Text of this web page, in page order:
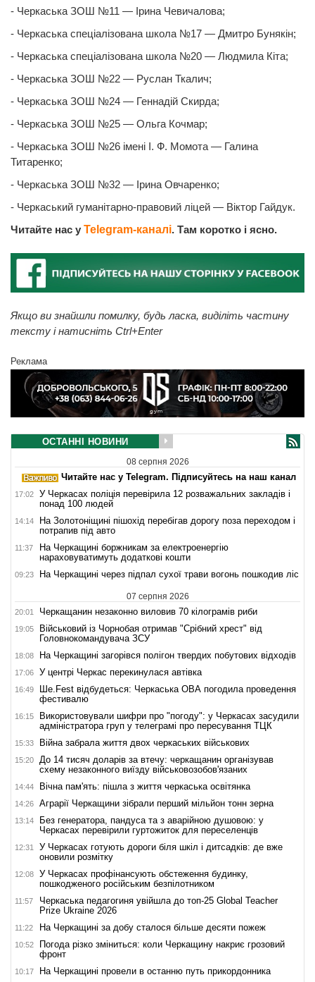
- Черкаська ЗОШ №11 — Ірина Чевичалова;
- Черкаська спеціалізована школа №17 — Дмитро Бунякін;
- Черкаська спеціалізована школа №20 — Людмила Кіта;
- Черкаська ЗОШ №22 — Руслан Ткалич;
- Черкаська ЗОШ №24 — Геннадій Скирда;
- Черкаська ЗОШ №25 — Ольга Кочмар;
- Черкаська ЗОШ №26 імені І. Ф. Момота — Галина
Титаренко;
- Черкаська ЗОШ №32 — Ірина Овчаренко;
- Черкаський гуманітарно-правовий ліцей — Віктор Гайдук.
Читайте нас у Telegram-каналі. Там коротко і ясно.
Якщо ви знайшли помилку, будь ласка, виділіть частину
тексту і натисніть Ctrl+Enter
Реклама
ОСТАННІ НОВИНИ
08 серпня 2026
Читайте нас у Telegram. Підписуйтесь на наш канал
17:02
У Черкасах поліція перевірила 12 розважальних закладів і
понад 100 людей
14:14
На Золотоніщині пішохід перебігав дорогу поза переходом і
потрапив під авто
11:37
На Черкащині боржникам за електроенергію
нараховуватимуть додаткові кошти
09:23 На Черкащині через підпал сухої трави вогонь пошкодив ліс
07 серпня 2026
20:01 Черкащанин незаконно виловив 70 кілограмів риби
19:05
Військовий із Чорнобая отримав "Срібний хрест" від
Головнокомандувача ЗСУ
18:08 На Черкащині загорівся полігон твердих побутових відходів
17:06 У центрі Черкас перекинулася автівка
16:49
Ше.Fest відбудеться: Черкаська ОВА погодила проведення
фестивалю
16:15
Використовували шифри про "погоду": у Черкасах засудили
адміністратора груп у телеграмі про пересування ТЦК
15:33 Війна забрала життя двох черкаських військових
15:20
До 14 тисяч доларів за втечу: черкащанин організував
схему незаконного виїзду військовозобов'язаних
14:44 Вічна пам'ять: пішла з життя черкаська освітянка
14:26 Аграрії Черкащини зібрали перший мільйон тонн зерна
13:14
Без генератора, пандуса та з аварійною душовою: у
Черкасах перевірили гуртожиток для переселенців
12:31
У Черкасах готують дороги біля шкіл і дитсадків: де вже
оновили розмітку
12:08
У Черкасах профінансують обстеження будинку,
пошкодженого російським безпілотником
11:57
Черкаська педагогиня увійшла до топ-25 Global Teacher
Prize Ukraine 2026
11:22 На Черкащині за добу сталося більше десяти пожеж
10:52
Погода різко зміниться: коли Черкащину накриє грозовий
фронт
10:17 На Черкащині провели в останню путь прикордонника